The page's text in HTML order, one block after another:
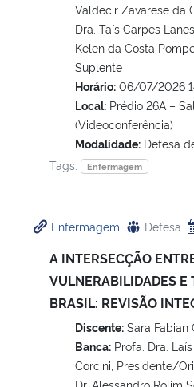
Valdecir Zavarese da
Dra. Taís Carpes
Kelen da Costa
Suplente
Horário: 06/07/2026
Local: Prédio 26A –
(Videoconferência)
Modalidade: Defesa
Tags:
Enfermagem
Enfermagem Defesa
A INTERSECÇÃO
VULNERABILIDADES E
BRASIL: REVISÃO
Discente: Sara Fabian
Banca: Profa. Dra.
Corcini, Presidente/
Dr. Alessandro Rolim